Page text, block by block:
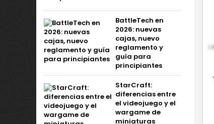
BattleTech en
2026: nuevas
cajas, nuevo
reglamento y
guía para
principiantes
StarCraft:
diferencias entre
el videojuego y el
wargame de
miniaturas